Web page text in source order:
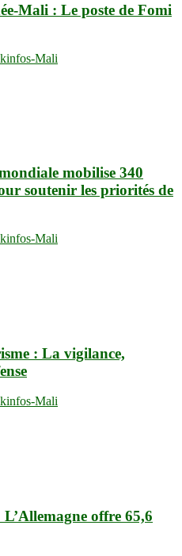
Mali : Le poste de Fomi
Mali
mobilise 340
soutenir les priorités de
Mali
: La vigilance,
Mali
offre 65,6